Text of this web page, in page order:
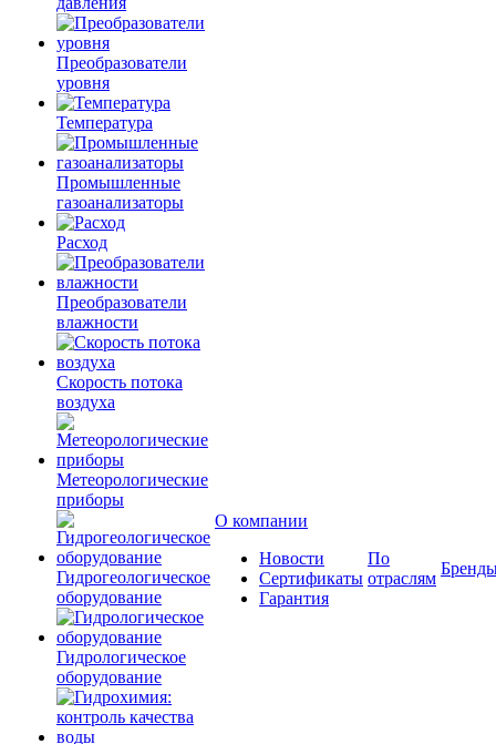
Преобразователи
уровня
Температура
Промышленные
газоанализаторы
Расход
Преобразователи
влажности
Скорость потока
воздуха
Метеорологические
приборы
Гидрогеологическое
оборудование
Гидрологическое
оборудование
О компании
Новости
Сертификаты
Гарантия
По
отраслям